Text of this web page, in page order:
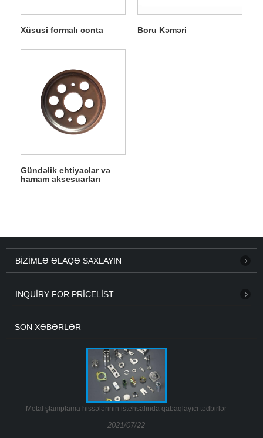
Xüsusi formalı conta Boru Kəməri
Gündəlik ehtiyaclar və
hamam aksesuarları
BIZIMLƏ ƏLAQƏ SAXLAYIN
INQUIRY FOR PRICELIST
SON XƏBƏRLƏR
Metal ştamplama hissələrinin istehsalında qabaqlayıcı tədbirlər
2021/07/22